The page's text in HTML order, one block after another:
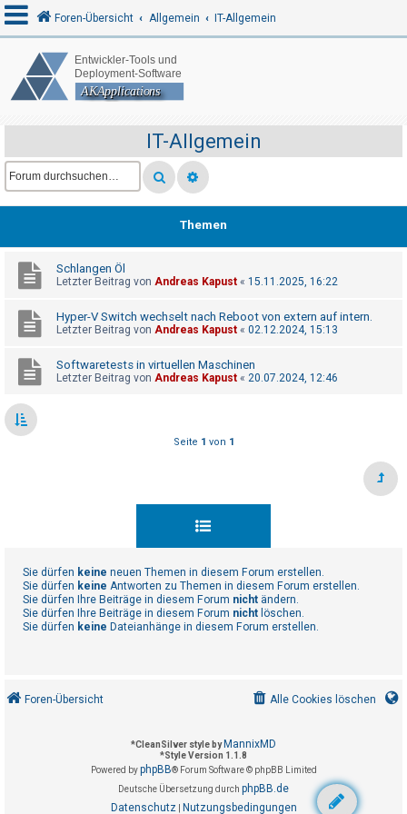
A
e
l
d
n
R
e
g
t
r
U
n
a
Foren-Übersicht Allgemein IT-Allgemein
IT-Allgemein
Themen
Schlangen Öl
Letzter Beitrag von Andreas Kapust « 15.11.2025, 16:22
Hyper-V Switch wechselt nach Reboot von extern auf intern.
Letzter Beitrag von Andreas Kapust « 02.12.2024, 15:13
Softwaretests in virtuellen Maschinen
Letzter Beitrag von Andreas Kapust « 20.07.2024, 12:46
Seite 1 von 1
Sie dürfen keine neuen Themen in diesem Forum erstellen.
Sie dürfen keine Antworten zu Themen in diesem Forum erstellen.
Sie dürfen Ihre Beiträge in diesem Forum nicht ändern.
Sie dürfen Ihre Beiträge in diesem Forum nicht löschen.
Sie dürfen keine Dateianhänge in diesem Forum erstellen.
Foren-Übersicht Alle Cookies löschen
*CleanSilver style by MannixMD
*Style Version 1.1.8
Powered byphpBB® Forum Software © phpBB Limited
Deutsche Übersetzung durch phpBB.de
Datenschutz| Nutzungsbedingungen